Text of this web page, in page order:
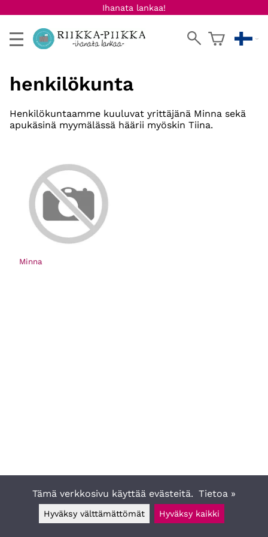
Ihanata lankaa!
henkilökunta
Henkilökuntaamme kuuluvat yrittäjänä Minna sekä
apukäsinä myymälässä häärii myöskin Tiina.
Minna
Tämä verkkosivu käyttää evästeitä. Tietoa »
Hyväksy välttämättömät Hyväksy kaikki